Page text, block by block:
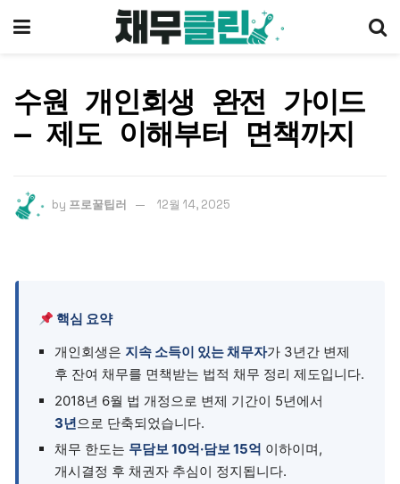
수원 개인회생 완전 가이드
— 제도 이해부터 면책까지
by 프로꿀팁러 12월 14, 2025
핵심 요약
개인회생은 지속 소득이 있는 채무자가 3년간 변제
후 잔여 채무를 면책받는 법적 채무 정리 제도입니다.
2018년 6월 법 개정으로 변제 기간이 5년에서
3년으로 단축되었습니다.
채무 한도는 무담보 10억·담보 15억 이하이며,
개시결정 후 채권자 추심이 정지됩니다.